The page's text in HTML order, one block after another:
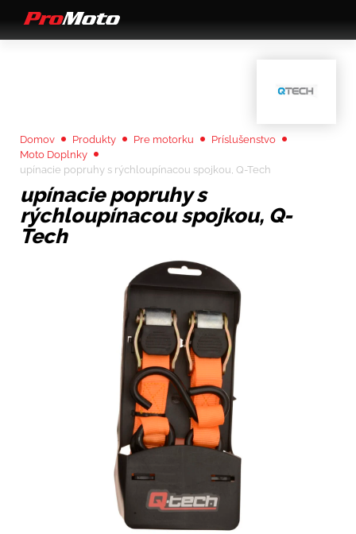
Domov Produkty Pre motorku
Príslušenstvo
Moto Doplnky
upínacie popruhy s rýchloupínacou spojkou, Q-Tech
upínacie popruhy s
rýchloupínacou spojkou, Q-
Tech